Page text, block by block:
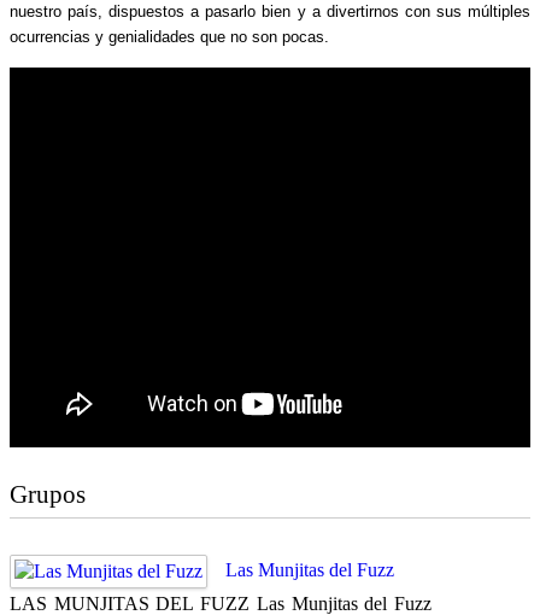
nuestro país, dispuestos a pasarlo bien y a divertirnos con sus múltiples
ocurrencias y genialidades que no son pocas.
Grupos
Las Munjitas del Fuzz
LAS MUNJITAS DEL FUZZ Las Munjitas del Fuzz